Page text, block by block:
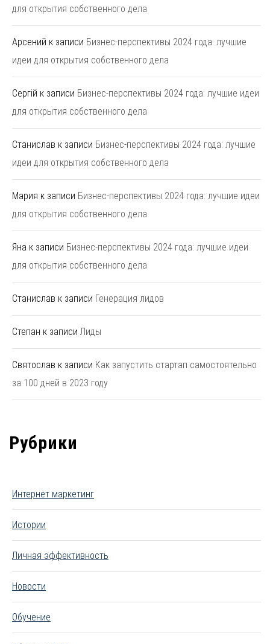
для открытия собственного дела
Арсений к записи Бизнес-перспективы 2024 года: лучшие
идеи для открытия собственного дела
Сергій к записи Бизнес-перспективы 2024 года: лучшие идеи
для открытия собственного дела
Станислав к записи Бизнес-перспективы 2024 года: лучшие
идеи для открытия собственного дела
Мария к записи Бизнес-перспективы 2024 года: лучшие идеи
для открытия собственного дела
Яна к записи Бизнес-перспективы 2024 года: лучшие идеи
для открытия собственного дела
Станислав к записи Генерация лидов
Степан к записи Лиды
Святослав к записи Как запустить стартап самостоятельно
за 100 дней в 2023 году
Рубрики
Интернет маркетинг
Истории
Личная эффективность
Новости
Обучение